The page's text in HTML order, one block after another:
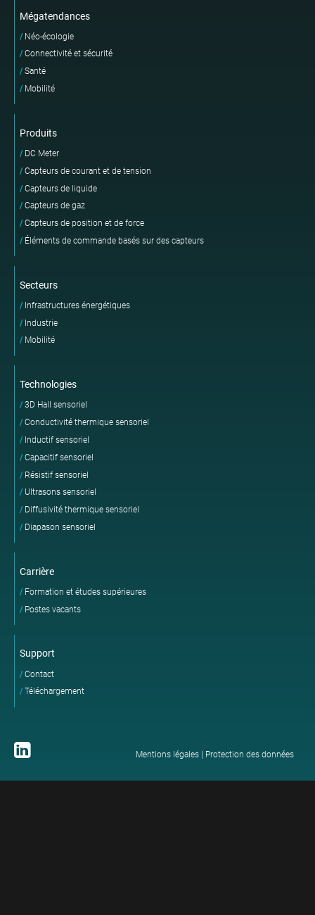
Mégatendances
Néo-écologie
Connectivité et sécurité
Santé
Mobilité
Produits
DC Meter
Capteurs de courant et de tension
Capteurs de liquide
Capteurs de gaz
Capteurs de position et de force
Éléments de commande basés sur des capteurs
Secteurs
Infrastructures énergétiques
Industrie
Mobilité
Technologies
3D Hall sensoriel
Conductivité thermique sensoriel
Inductif sensoriel
Capacitif sensoriel
Résistif sensoriel
Ultrasons sensoriel
Diffusivité thermique sensoriel
Diapason sensoriel
Carrière
Formation et études supérieures
Postes vacants
Support
Contact
Téléchargement
Mentions légales Protection des données